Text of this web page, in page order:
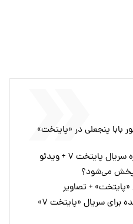
بابا پنجعلی در «پایتخت»
پایتخت ۷ + ویدئو
+ تصاویر
دستمزد نجومی محسن تنابنده برای سریال «پایتخت ۷»